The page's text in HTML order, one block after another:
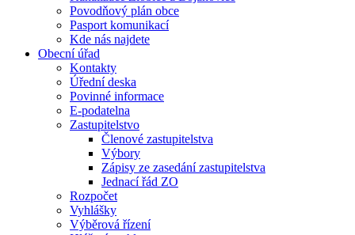
Povodňový plán obce
Pasport komunikací
Kde nás najdete
Obecní úřad
Kontakty
Úřední deska
Povinné informace
E-podatelna
Zastupitelstvo
Členové zastupitelstva
Výbory
Zápisy ze zasedání zastupitelstva
Jednací řád ZO
Rozpočet
Vyhlášky
Výběrová řízení